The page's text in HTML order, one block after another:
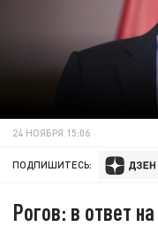
24 НОЯБРЯ 15:06
ПОДПИШИТЕСЬ:
Рогов: в ответ